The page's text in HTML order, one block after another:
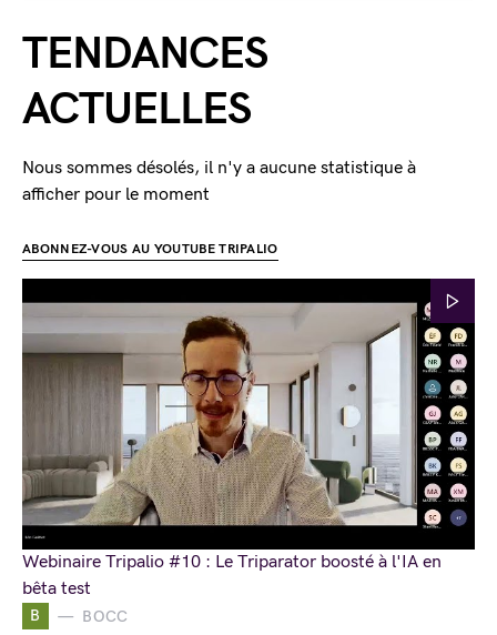
B BOCC
TENDANCES
ACTUELLES
Nous sommes désolés, il n'y a aucune statistique à
afficher pour le moment
ABONNEZ-VOUS AU YOUTUBE TRIPALIO
Webinaire Tripalio #10 : Le Triparator boosté à l'IA en
bêta test